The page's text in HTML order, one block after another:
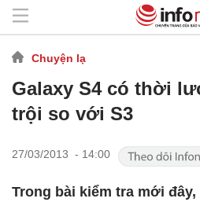
Chuyện lạ
Galaxy S4 có thời
trội so với S3
27/03/2013 - 14:00
Trong bài kiểm tra mới